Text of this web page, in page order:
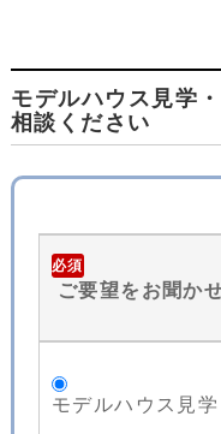
モデルハウス見学
相談ください
必須
ご要望をお聞か
モデルハウス見学